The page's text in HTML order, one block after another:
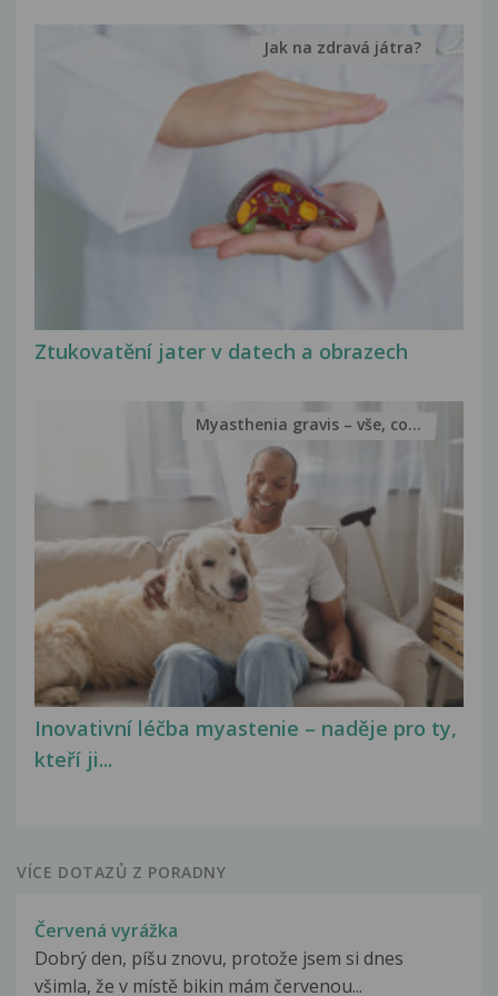
Ztukovatění jater v datech a obrazech
Jak na zdravá játra?
Inovativní léčba myastenie – naděje pro ty,
kteří ji...
Myasthenia gravis – vše, co...
VÍCE DOTAZŮ Z PORADNY
Červená vyrážka
Dobrý den, píšu znovu, protože jsem si dnes
všimla, že v místě bikin mám červenou...